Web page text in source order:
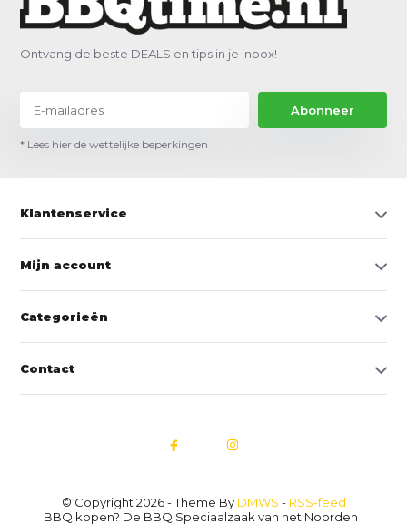
Ontvang de beste DEALS en tips in je inbox!
Abonneer
* Lees hier de wettelijke beperkingen
Klantenservice
Mijn account
Categorieën
Contact
© Copyright 2026 - Theme By DMWS - RSS-feed
BBQ kopen? De BBQ Speciaalzaak van het Noorden |